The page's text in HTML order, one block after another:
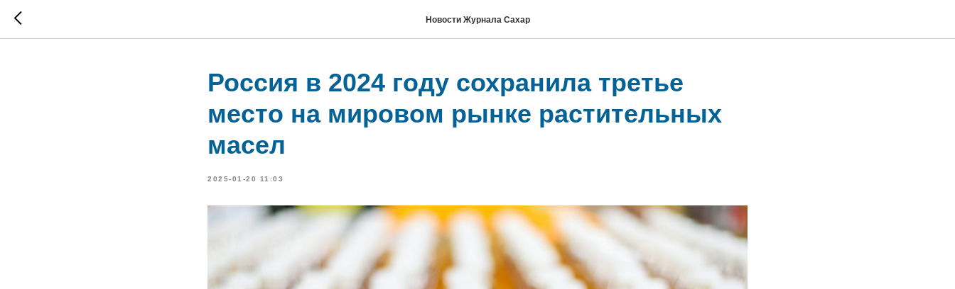
Новости Журнала Сахар
Россия в 2024 году сохранила третье
место на мировом рынке растительных
масел
2025-01-20 11:03